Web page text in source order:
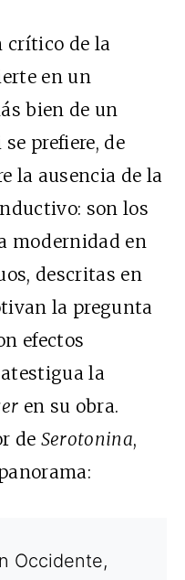
crítico de la
en un
bien de un
prefiere, de
la ausencia de la
son los
modernidad en
descritas en
la pregunta
efectos
la
en su obra.
de Serotonina,
Occidente,